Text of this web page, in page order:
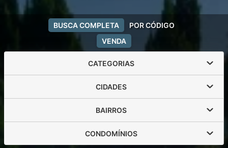
VENDA
BUSCA COMPLETA POR CÓDIGO
CATEGORIAS
CIDADES
BAIRROS
CONDOMÍNIOS